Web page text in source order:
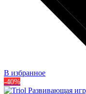
В избранное
-40%